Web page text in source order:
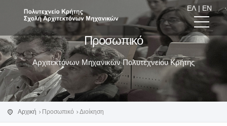
ΕΛ | EN
Προσωπικό
Αρχιτεκτόνων Μηχανικών Πολυτεχνείου Κρήτης
Αρχική Προσωπικό Διοίκηση